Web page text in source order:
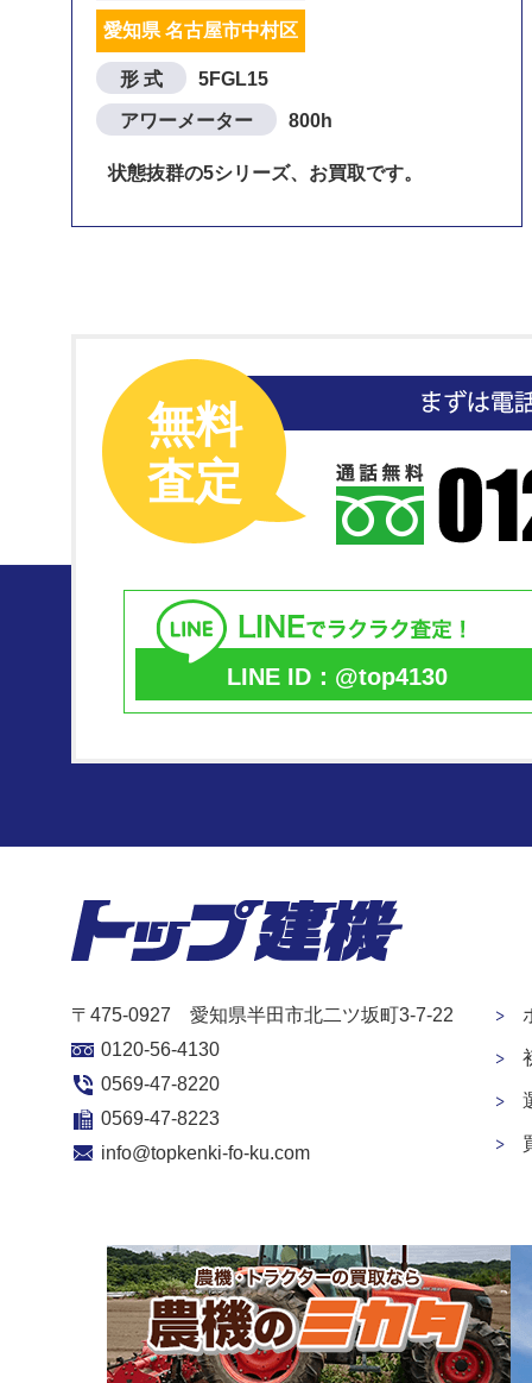
愛知県 名古屋市中村区
形 式 5FGL15
アワーメーター 800h
状態抜群の5シリーズ、お買取です。
無料
査定
LINE ID：@top4130
〒475-0927 愛知県半田市北二ツ坂町3-7-22
0120-56-4130
0569-47-8220
0569-47-8223
info@topkenki-fo-ku.com